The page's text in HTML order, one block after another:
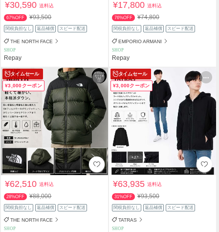
¥30,590送料込
67%OFF ¥93,500
関税負担なし 返品補償 スピード配送
THE NORTH FACE
SHOP
Repay
¥17,800送料込
76%OFF ¥74,800
関税負担なし 返品補償 スピード配送
EMPORIO ARMANI
SHOP
Repay
タイムセール
¥3,000クーポン
¥62,510送料込
28%OFF ¥88,000
関税負担なし 返品補償 スピード配送
THE NORTH FACE
SHOP
タイムセール
¥3,000クーポン
¥63,935送料込
31%OFF ¥93,500
関税負担なし 返品補償 スピード配送
TATRAS
SHOP